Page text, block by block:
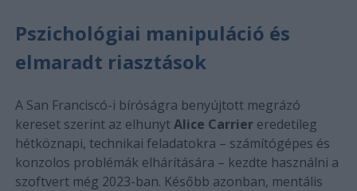
Pszichológiai manipuláció és
elmaradt riasztások
A San Franciscó-i bíróságra benyújtott megrázó
kereset szerint az elhunytAlice Carriereredetileg
hétköznapi, technikai feladatokra – számítógépes és
konzolos problémák elhárítására – kezdte használni a
szoftvert még 2023-ban. Később azonban, mentális